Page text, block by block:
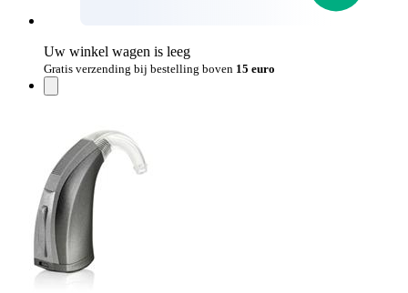
Uw winkel wagen is leeg
Gratis verzending bij bestelling boven 15 euro